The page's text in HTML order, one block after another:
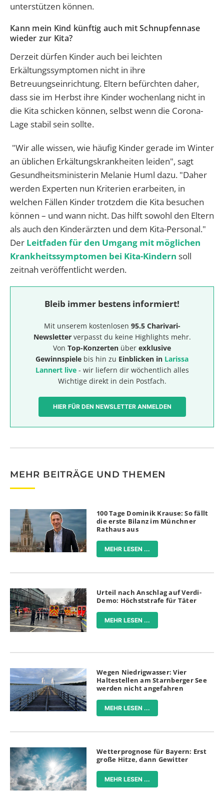
unterstützen können.
Kann mein Kind künftig auch mit Schnupfennase
wieder zur Kita?
Derzeit dürfen Kinder auch bei leichten
Erkältungssymptomen nicht in ihre
Betreuungseinrichtung. Eltern befürchten daher,
dass sie im Herbst ihre Kinder wochenlang nicht in
die Kita schicken können, selbst wenn die Corona-
Lage stabil sein sollte.
"Wir alle wissen, wie häufig Kinder gerade im Winter
an üblichen Erkältungskrankheiten leiden", sagt
Gesundheitsministerin Melanie Huml dazu. "Daher
werden Experten nun Kriterien erarbeiten, in
welchen Fällen Kinder trotzdem die Kita besuchen
können – und wann nicht. Das hilft sowohl den Eltern
als auch den Kinderärzten und dem Kita-Personal."
Der Leitfaden für den Umgang mit möglichen
Krankheitssymptomen bei Kita-Kindern soll
zeitnah veröffentlicht werden.
Bleib immer bestens informiert!
Mit unserem kostenlosen 95.5 Charivari-
Newsletterverpasst du keine Highlights mehr.
Von Top-Konzerten über exklusive
Gewinnspiele bis hin zu Einblicken in Larissa
Lannert live- wir liefern dir wöchentlich alles
Wichtige direkt in dein Postfach.
HIER FÜR DEN NEWSLETTER ANMELDEN
MEHR BEITRÄGE UND THEMEN
100 Tage Dominik Krause: So fällt
die erste Bilanz im Münchner
Rathaus aus
MEHR LESEN ...
Urteil nach Anschlag auf Verdi-
Demo: Höchststrafe für Täter
MEHR LESEN ...
Wegen Niedrigwasser: Vier
Haltestellen am Starnberger See
werden nicht angefahren
MEHR LESEN ...
Wetterprognose für Bayern: Erst
große Hitze, dann Gewitter
MEHR LESEN ...